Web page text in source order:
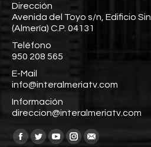
Dirección
Avenida del Toyo s/n, Edificio
(Almería) C.P. 04131
Teléfono
950 208 565
E-Mail
info@interalmeriatv.com
Información
direccion@interalmeriatv.com
Encuéntranos en:
Facebook
TwitterYouTube
Instagram
Mail